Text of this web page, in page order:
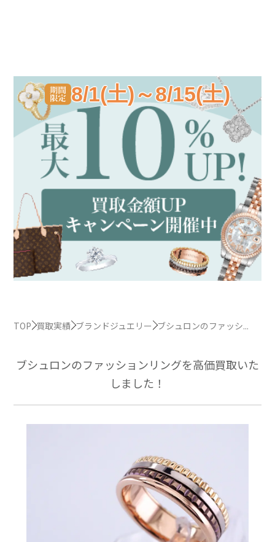
8/1(土)～8/15(土)
TOP 買取実績 ブランドジュエリー ブシュロンのファッシ...
ブシュロンのファッションリングを高価買取いた
しました！